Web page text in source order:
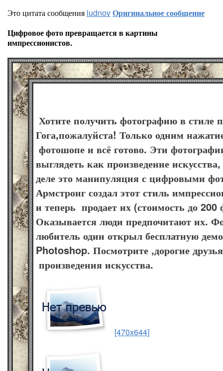
Это цитата сообщения ludnovОригинальное сообщение
Цифровое фото превращается в картины
импрессионистов.
Хотите получить фотографию в стиле
Гога,пожалуйста! Только одним
фотошопе и всё готово. Эти
выглядеть как произведение
деле это манипуляция с цифровыми
Армстронг создал этот стиль
и теперь продает их (стоимость до 200
Оказывается люди предпочитают их.
любитель один открыл бесплатную
Photoshop. Посмотрите ,дорогие
произведения искусства.
[470x644]